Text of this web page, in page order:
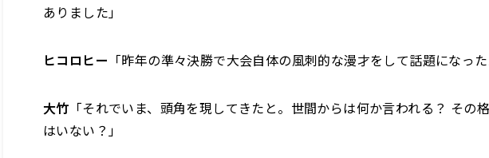
ありました」
ヒコロヒー 「昨年の準々決勝で大会自体の風刺的な漫才をして話題になった
大竹 「それでいま、頭角を現してきたと。世間からは何か言われる？ その
はいない？」